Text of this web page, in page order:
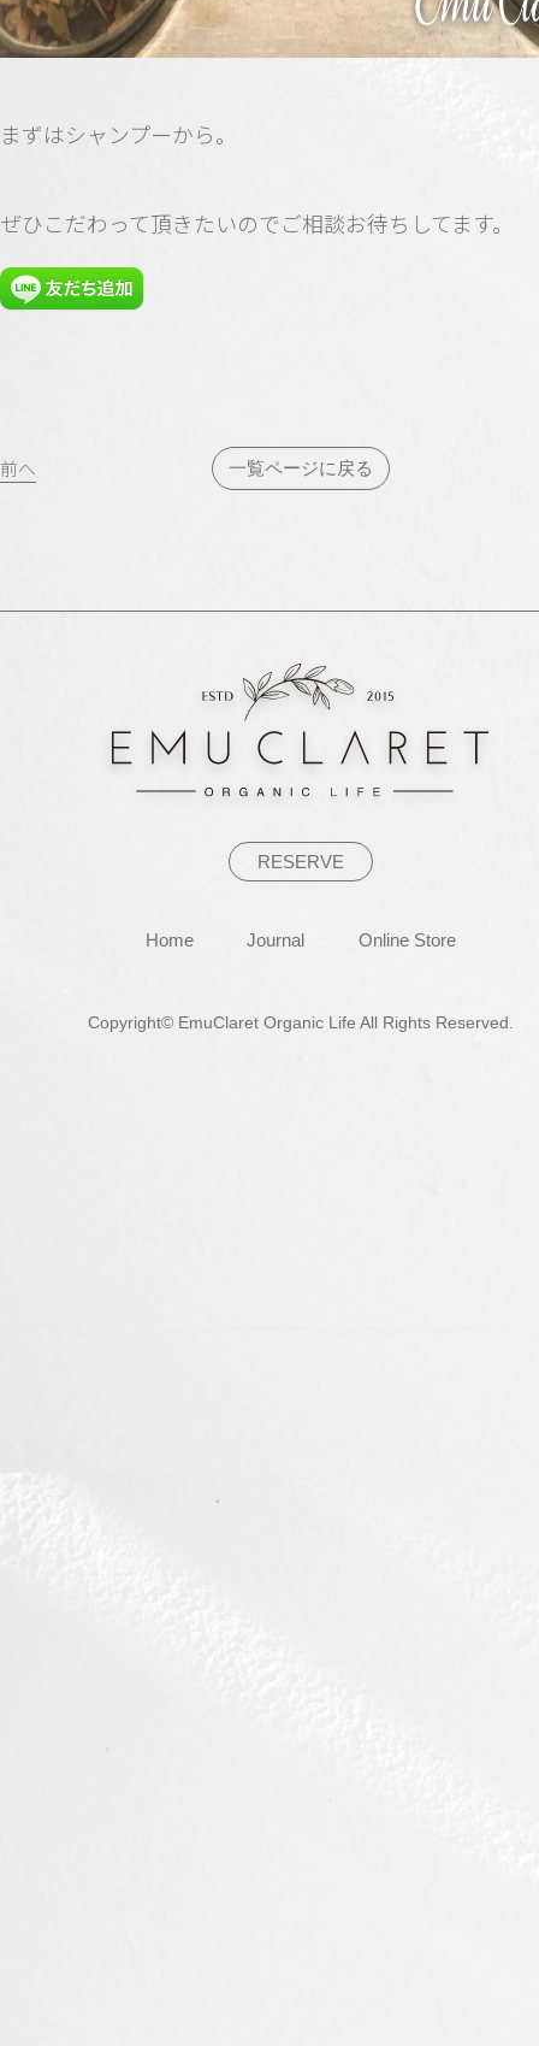
まずはシャンプーから。
ぜひこだわって頂きたいのでご相談お待ちしてます。
投
前へ 一覧ページに戻る
RESERVE
Home Journal Online Store
Copyright© EmuClaret Organic Life All Rights Reserved.